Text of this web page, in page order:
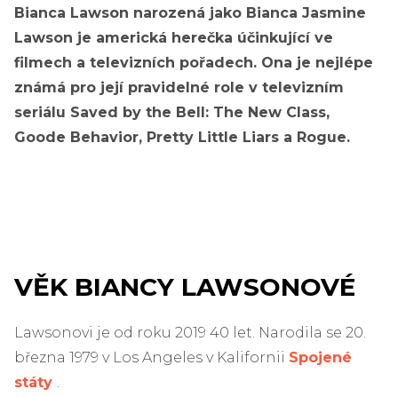
Bianca Lawson narozená jako Bianca Jasmine
Lawson je americká herečka účinkující ve
filmech a televizních pořadech. Ona je nejlépe
známá pro její pravidelné role v televizním
seriálu Saved by the Bell: The New Class,
Goode Behavior, Pretty Little Liars a Rogue.
VĚK BIANCY LAWSONOVÉ
Lawsonovi je od roku 2019 40 let. Narodila se 20.
března 1979 v Los Angeles v Kalifornii Spojené
státy .